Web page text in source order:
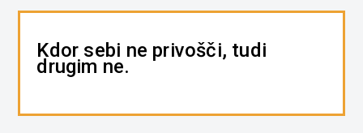
Kdor sebi ne privošči, tudi
drugim ne.